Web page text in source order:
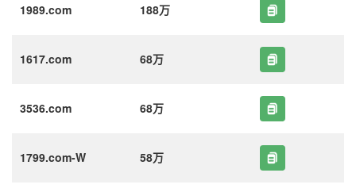
1989.com 188万
1617.com 68万
3536.com 68万
1799.com-W 58万